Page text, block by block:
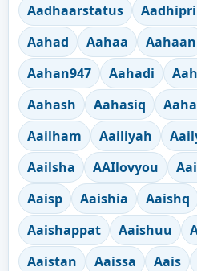
Aadhaarstatus
Aahad
Aahaa Aahaan
Aahan947
Aahadi
Aahash
Aahasiq
Aailham
Aailiyah
Aailsha
AAIlovyou
Aaisp
Aaishia Aaishq
Aaishappat
Aaishuu
Aaistan
Aaissa Aais